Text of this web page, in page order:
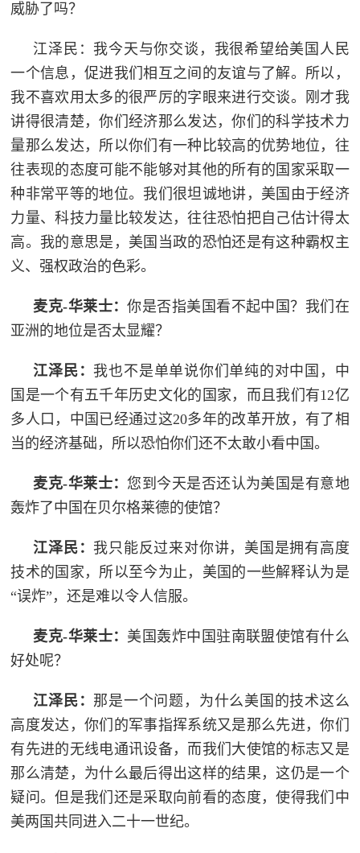
防
空
人
民
防
空
防
智
库
国
库
英
模
英
雄
模
范
退
役
采
退
军
采
退
役
人
服
务
退
役
文
威胁了吗？
江泽民：我今天与你交谈，我很希望给美国人民
一个信息，促进我们相互之间的友谊与了解。所以，
我不喜欢用太多的很严厉的字眼来进行交谈。刚才我
讲得很清楚，你们经济那么发达，你们的科学技术力
量那么发达，所以你们有一种比较高的优势地位，往
往表现的态度可能不能够对其他的所有的国家采取一
种非常平等的地位。我们很坦诚地讲，美国由于经济
力量、科技力量比较发达，往往恐怕把自己估计得太
高。我的意思是，美国当政的恐怕还是有这种霸权主
义、强权政治的色彩。
麦克-华莱士：你是否指美国看不起中国？我们在
亚洲的地位是否太显耀？
江泽民 ： 我也不是单单说你们单纯的对中国，中
国是一个有五千年历史文化的国家，而且我们有12亿
多人口，中国已经通过这20多年的改革开放，有了相
当的经济基础，所以恐怕你们还不太敢小看中国。
麦克-华莱士：您到今天是否还认为美国是有意地
轰炸了中国在贝尔格莱德的使馆？
江泽民： 我只能反过来对你讲，美国是拥有高度
技术的国家，所以至今为止，美国的一些解释认为是
“误炸”，还是难以令人信服。
麦克-华莱士： 美国轰炸中国驻南联盟使馆有什么
好处呢？
江泽民： 那是一个问题，为什么美国的技术这么
高度发达，你们的军事指挥系统又是那么先进，你们
有先进的无线电通讯设备，而我们大使馆的标志又是
那么清楚，为什么最后得出这样的结果，这仍是一个
疑问。但是我们还是采取向前看的态度，使得我们中
美两国共同进入二十一世纪。